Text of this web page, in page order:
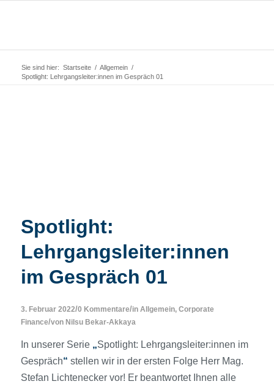
Sie sind hier: Startseite / Allgemein /
Spotlight: Lehrgangsleiter:innen im Gespräch 01
Spotlight:
Lehrgangsleiter:innen
im Gespräch 01
3. Februar 2022/0 Kommentare/in Allgemein, Corporate
Finance/von Nilsu Bekar-Akkaya
In unserer Serie „Spotlight: Lehrgangsleiter:innen im
Gespräch“ stellen wir in der ersten Folge Herr Mag.
Stefan Lichtenecker vor! Er beantwortet Ihnen alle